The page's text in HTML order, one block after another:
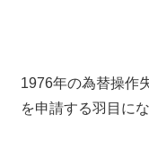
1976年の為替操作
を申請する羽目に